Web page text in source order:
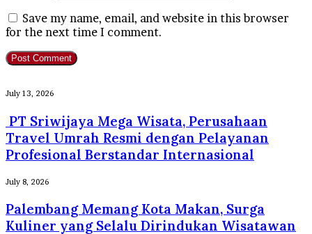
Save my name, email, and website in this browser
for the next time I comment.
PT
Mega
Wisata,
Perusahaan
Travel
Umrah
dengan
Pelayanan
July 13, 2026
PT Sriwijaya Mega Wisata, Perusahaan
Travel Umrah Resmi dengan Pelayanan
Profesional Berstandar Internasional
Palembang
Kota
Makan,
July 8, 2026
Palembang Memang Kota Makan, Surga
Kuliner yang Selalu Dirindukan Wisatawan